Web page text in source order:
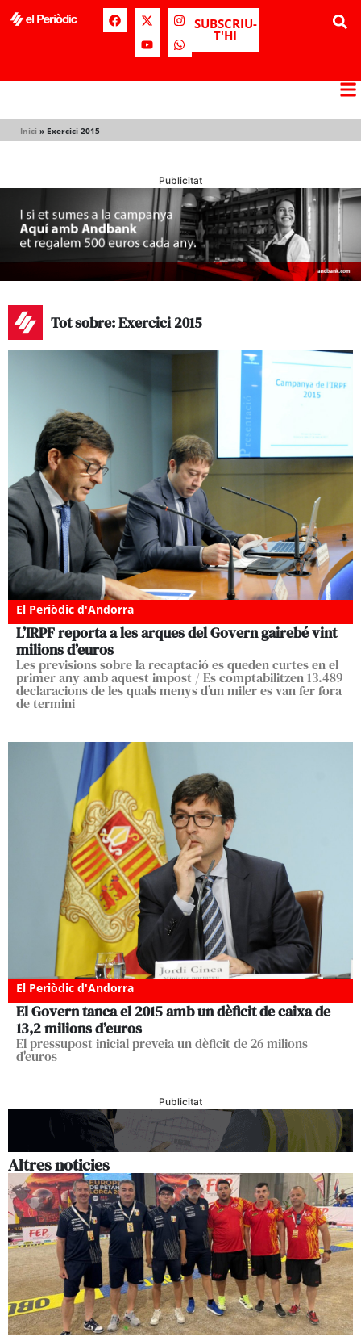
SUBSCRIU-
T'HI
Inici » Exercici 2015
Publicitat
Tot sobre: Exercici 2015
El Periòdic d'Andorra
L’IRPF reporta a les arques del Govern gairebé vint
milions d’euros
Les previsions sobre la recaptació es queden curtes en el
primer any amb aquest impost / Es comptabilitzen 13.489
declaracions de les quals menys d’un miler es van fer fora
de termini
El Periòdic d'Andorra
El Govern tanca el 2015 amb un dèficit de caixa de
13,2 milions d’euros
El pressupost inicial preveia un dèficit de 26 milions
d'euros
Publicitat
Altres noticies